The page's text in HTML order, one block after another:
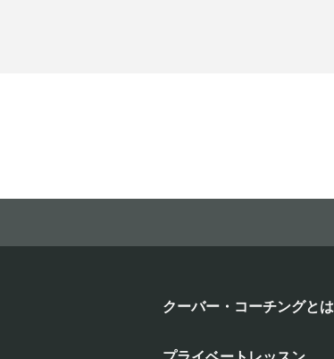
クーバー・コーチングとは